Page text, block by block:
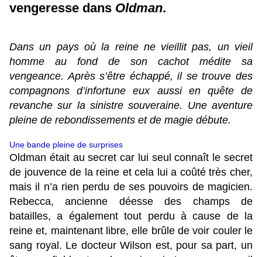
vengeresse dans Oldman.
Dans un pays où la reine ne vieillit pas, un vieil
homme au fond de son cachot médite sa
vengeance. Après s’être échappé, il se trouve des
compagnons d’infortune eux aussi en quête de
revanche sur la sinistre souveraine. Une aventure
pleine de rebondissements et de magie débute.
Une bande pleine de surprises
Oldman était au secret car lui seul connaît le secret
de jouvence de la reine et cela lui a coûté très cher,
mais il n’a rien perdu de ses pouvoirs de magicien.
Rebecca, ancienne déesse des champs de
batailles, a également tout perdu à cause de la
reine et, maintenant libre, elle brûle de voir couler le
sang royal. Le docteur Wilson est, pour sa part, un